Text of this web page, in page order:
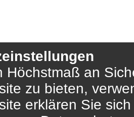
Höchstmaß an
zu bieten,
erklären Sie